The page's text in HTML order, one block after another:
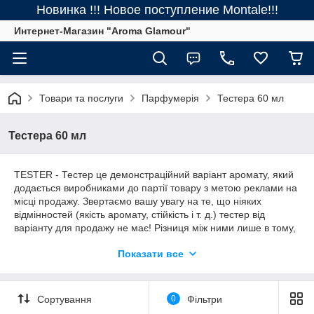
Новинка !!! Новое поступление Montale!!!
Интернет-Магазин "Aroma Glamour"
Товари та послуги Парфумерія Тестера 60 мл
Тестера 60 мл
TESTER - Тестер це демонстраційний варіант аромату, який
додається виробниками до партії товару з метою реклами на
місці продажу. Звертаємо вашу увагу на те, що ніяких
відмінностей (якість аромату, стійкість і т. д.) тестер від
варіанту для продажу не має! Різниця між ними лише в тому,
виробник не настільки дбайливо ставиться до їх
упаковці (простій картонній коробці, відмінної від тієї, в якій
випускаються флакони для продажу) і часто не
комплектуються кришкою. Від цього і більш низька ціна
Показати все
Сортування 0 Фільтри